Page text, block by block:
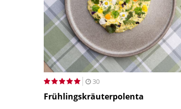
30
Frühlingskräuterpolenta